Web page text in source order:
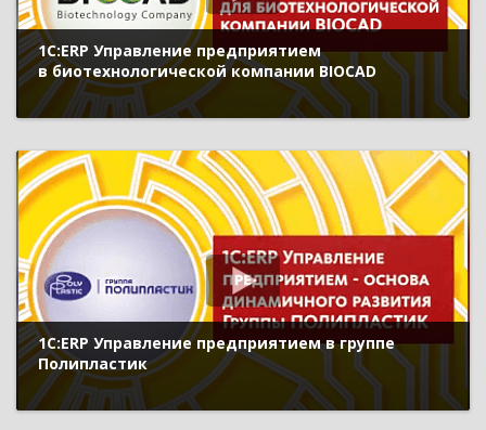
1С:ERP Управление предприятием
в биотехнологической компании BIOCAD
1С:ERP Управление предприятием в группе
Полипластик